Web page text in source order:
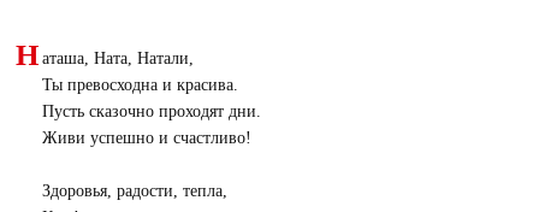
Н аташа, Ната, Натали,
Ты превосходна и красива.
Пусть сказочно проходят дни.
Живи успешно и счастливо!
Здоровья, радости, тепла,